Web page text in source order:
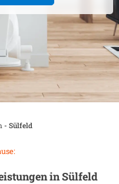
- Sülfeld
inSülfeld